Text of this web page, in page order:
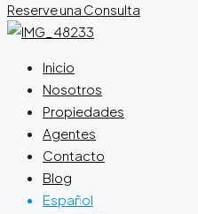
Reserve una Consulta
Inicio
Nosotros
Propiedades
Agentes
Contacto
Blog
Español